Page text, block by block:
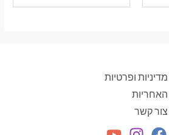
מדיניות ופרטיות
האחריות
צור קשר